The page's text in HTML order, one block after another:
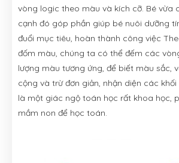
vòng logic theo màu và kích cỡ. Bé vừa
cạnh đó góp phần giúp bé nuôi dưỡng
đuổi mục tiêu, hoàn thành công việc
đốm màu, chúng ta có thể đếm các
lượng màu tương ứng, để biết màu sắc,
cộng và trừ đơn giản, nhận diện các
là một giác ngộ toán học rất khoa học,
mầm non để học toán.